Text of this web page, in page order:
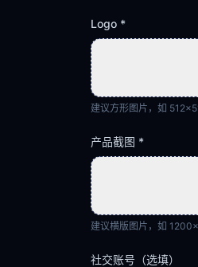
Logo *
建议方形图片，如
产品截图 *
建议横版图片，如
社交账号（选填）